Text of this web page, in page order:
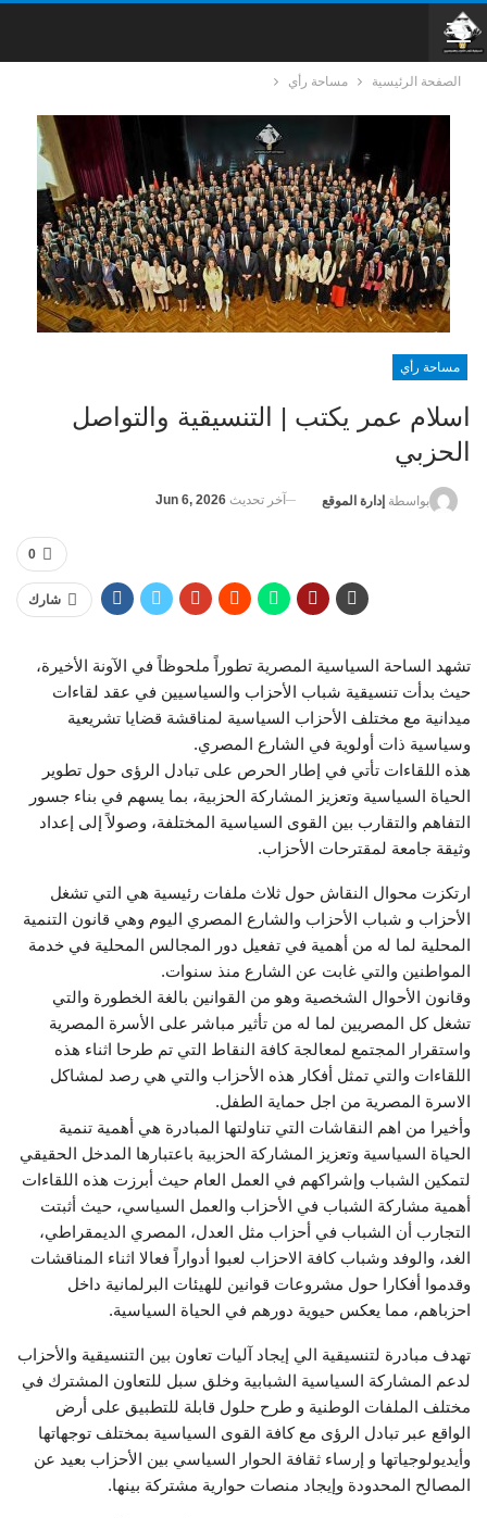
الصفحة الرئيسية مساحة رأي
مساحة رأي
اسلام عمر يكتب | التنسيقية والتواصل
الحزبي
بواسطة إدارة الموقع آخر تحديث Jun 6, 2026
0
شارك
تشهد الساحة السياسية المصرية تطوراً ملحوظاً في الآونة الأخيرة،
حيث بدأت تنسيقية شباب الأحزاب والسياسيين في عقد لقاءات
ميدانية مع مختلف الأحزاب السياسية لمناقشة قضايا تشريعية
وسياسية ذات أولوية في الشارع المصري.
هذه اللقاءات تأتي في إطار الحرص على تبادل الرؤى حول تطوير
الحياة السياسية وتعزيز المشاركة الحزبية، بما يسهم في بناء جسور
التفاهم والتقارب بين القوى السياسية المختلفة، وصولاً إلى إعداد
وثيقة جامعة لمقترحات الأحزاب.
ارتكزت محوال النقاش حول ثلاث ملفات رئيسية هي التي تشغل
الأحزاب و شباب الأحزاب والشارع المصري اليوم وهي قانون التنمية
المحلية لما له من أهمية في تفعيل دور المجالس المحلية في خدمة
المواطنين والتي غابت عن الشارع منذ سنوات.
وقانون الأحوال الشخصية وهو من القوانين بالغة الخطورة والتي
تشغل كل المصريين لما له من تأثير مباشر على الأسرة المصرية
واستقرار المجتمع لمعالجة كافة النقاط التي تم طرحا اثناء هذه
اللقاءات والتي تمثل أفكار هذه الأحزاب والتي هي رصد لمشاكل
الاسرة المصرية من اجل حماية الطفل.
وأخيرا من اهم النقاشات التي تناولتها المبادرة هي أهمية تنمية
الحياة السياسية وتعزيز المشاركة الحزبية باعتبارها المدخل الحقيقي
لتمكين الشباب وإشراكهم في العمل العام حيث أبرزت هذه اللقاءات
أهمية مشاركة الشباب في الأحزاب والعمل السياسي، حيث أثبتت
التجارب أن الشباب في أحزاب مثل العدل، المصري الديمقراطي،
الغد، والوفد وشباب كافة الاحزاب لعبوا أدواراً فعالا اثناء المناقشات
وقدموا أفكارا حول مشروعات قوانين للهيئات البرلمانية داخل
احزباهم، مما يعكس حيوية دورهم في الحياة السياسية.
تهدف مبادرة لتنسيقية الي إيجاد آليات تعاون بين التنسيقية والأحزاب
لدعم المشاركة السياسية الشبابية وخلق سبل للتعاون المشترك في
مختلف الملفات الوطنية و طرح حلول قابلة للتطبيق على أرض
الواقع عبر تبادل الرؤى مع كافة القوى السياسية بمختلف توجهاتها
وأيديولوجياتها و إرساء ثقافة الحوار السياسي بين الأحزاب بعيد عن
المصالح المحدودة وإيجاد منصات حوارية مشتركة بينها.